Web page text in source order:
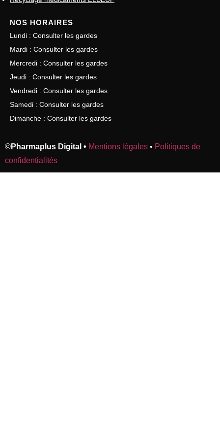
NOS HORAIRES
Lundi : Consulter les gardes
Mardi : Consulter les gardes
Mercredi : Consulter les gardes
Jeudi : Consulter les gardes
Vendredi : Consulter les gardes
Samedi : Consulter les gardes
Dimanche : Consulter les gardes
©Pharmaplus Digital • Mentions légales • Politiques de
confidentialités